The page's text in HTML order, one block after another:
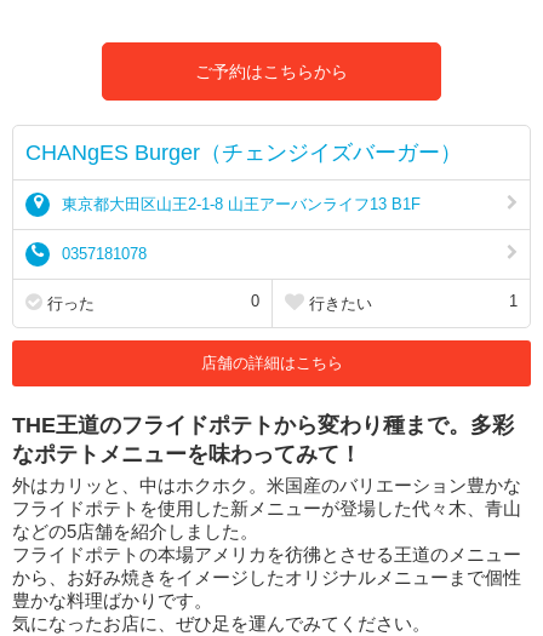
ご予約はこちらから
CHANgES Burger（チェンジイズバーガー）
東京都大田区山王2-1-8 山王アーバンライフ13 B1F
0357181078
行った 0 行きたい 1
店舗の詳細はこちら
THE王道のフライドポテトから変わり種まで。多彩
なポテトメニューを味わってみて！
外はカリッと、中はホクホク。米国産のバリエーション豊かな
フライドポテトを使用した新メニューが登場した代々木、青山
などの5店舗を紹介しました。
フライドポテトの本場アメリカを彷彿とさせる王道のメニュー
から、お好み焼きをイメージしたオリジナルメニューまで個性
豊かな料理ばかりです。
気になったお店に、ぜひ足を運んでみてください。